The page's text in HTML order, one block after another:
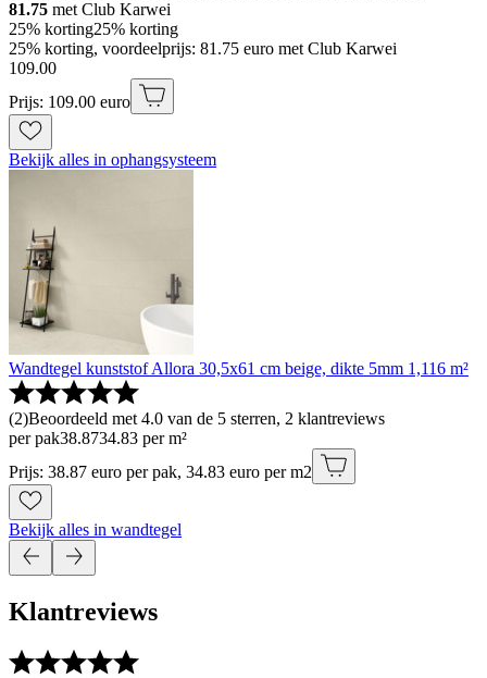
81.75 met Club Karwei
25% korting25% korting
25% korting, voordeelprijs: 81.75 euro met Club Karwei
109.00
Prijs: 109.00 euro
Bekijk alles in ophangsysteem
Wandtegel kunststof Allora 30,5x61 cm beige, dikte 5mm 1,116 m²
(2)Beoordeeld met 4.0 van de 5 sterren, 2 klantreviews
per pak38.8734.83 per m²
Prijs: 38.87 euro per pak, 34.83 euro per m2
Bekijk alles in wandtegel
Klantreviews